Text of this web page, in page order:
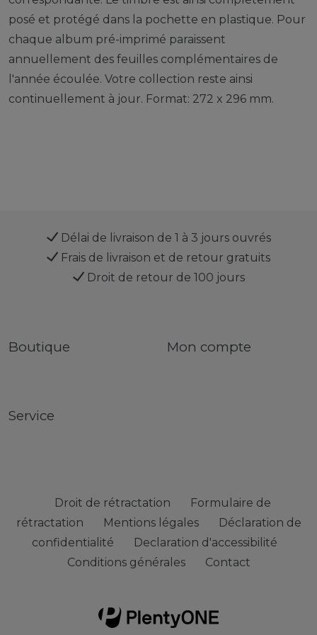
posé et protégé dans la pochette en plastique. Pour
chaque album pré-imprimé paraissent
annuellement des feuilles complémentaires de
l'année écoulée. Votre collection reste ainsi
continuellement à jour. Format: 272 x 296 mm.
Délai de livraison de 1 à 3 jours ouvrés
Frais de livraison et de retour gratuits
Droit de retour de 100 jours
Boutique Mon compte
Service
Droit de rétractation
Formulaire de
rétractation
Mentions légales
Déclaration de
confidentialité
Declaration d'accessibilité
Conditions générales
Contact